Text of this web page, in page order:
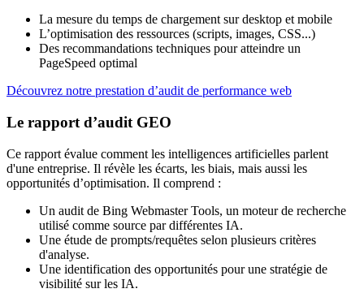
La mesure du temps de chargement sur desktop et mobile
L’optimisation des ressources (scripts, images, CSS...)
Des recommandations techniques pour atteindre un
PageSpeed optimal
Découvrez notre prestation d’audit de performance web
Le rapport d’audit GEO
Ce rapport évalue comment les intelligences artificielles parlent
d'une entreprise. Il révèle les écarts, les biais, mais aussi les
opportunités d’optimisation. Il comprend :
Un audit de Bing Webmaster Tools, un moteur de recherche
utilisé comme source par différentes IA.
Une étude de prompts/requêtes selon plusieurs critères
d'analyse.
Une identification des opportunités pour une stratégie de
visibilité sur les IA.